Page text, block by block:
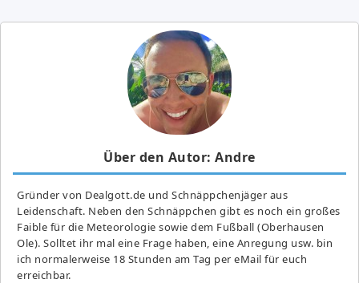
Über den Autor: Andre
Gründer von Dealgott.de und Schnäppchenjäger aus
Leidenschaft. Neben den Schnäppchen gibt es noch ein großes
Fai­ble für die Meteorologie sowie dem Fußball (Oberhausen
Ole). Solltet ihr mal eine Frage haben, eine Anregung usw. bin
ich normalerweise 18 Stunden am Tag per eMail für euch
erreichbar.